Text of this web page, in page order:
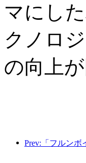
マにし
クノロ
の向上